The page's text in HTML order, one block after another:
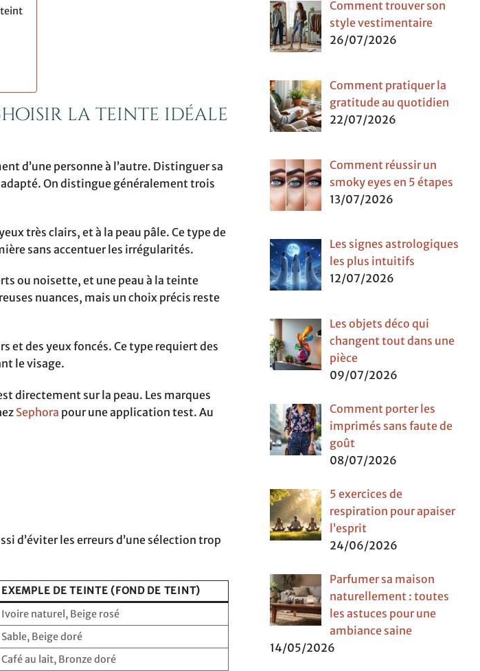
teint
la teinte idéale
d’une personne à l’autre. Distinguer sa
On distingue généralement trois
très clairs, et à la peau pâle. Ce type de
sans accentuer les irrégularités.
ou noisette, et une peau à la teinte
nuances, mais un choix précis reste
et des yeux foncés. Ce type requiert des
le visage.
directement sur la peau. Les marques
Sephora pour une application test. Au
d’éviter les erreurs d’une sélection trop
EXEMPLE DE TEINTE (FOND DE TEINT)
Ivoire naturel, Beige rosé
Sable, Beige doré
Café au lait, Bronze doré
Comment trouver son
style vestimentaire
26/07/2026
Comment pratiquer la
gratitude au quotidien
22/07/2026
Comment réussir un
smoky eyes en 5 étapes
13/07/2026
Les signes astrologiques
les plus intuitifs
12/07/2026
Les objets déco qui
changent tout dans une
pièce
09/07/2026
Comment porter les
imprimés sans faute de
goût
08/07/2026
5 exercices de
respiration pour apaiser
l’esprit
24/06/2026
Parfumer sa maison
naturellement : toutes
les astuces pour une
ambiance saine
14/05/2026